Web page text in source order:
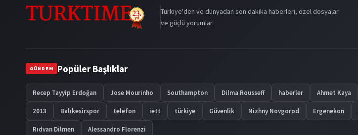
Türkiye'den ve dünyadan son dakika haberleri, özel dosyalar
ve güçlü yorumlar.
GÜNDEM Popüler Başlıklar
Recep Tayyip Erdoğan Jose Mourinho Southampton Dilma Rousseff haberler Ahmet Kaya
2013 Balıkesirspor telefon iett türkiye Güvenlik Nizhny Novgorod Ergenekon
Rıdvan Dilmen Alessandro Florenzi